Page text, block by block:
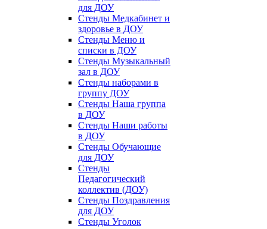
для ДОУ
Стенды Медкабинет и
здоровье в ДОУ
Стенды Меню и
списки в ДОУ
Стенды Музыкальный
зал в ДОУ
Стенды наборами в
группу ДОУ
Стенды Наша группа
в ДОУ
Стенды Наши работы
в ДОУ
Стенды Обучающие
для ДОУ
Стенды
Педагогический
коллектив (ДОУ)
Стенды Поздравления
для ДОУ
Стенды Уголок